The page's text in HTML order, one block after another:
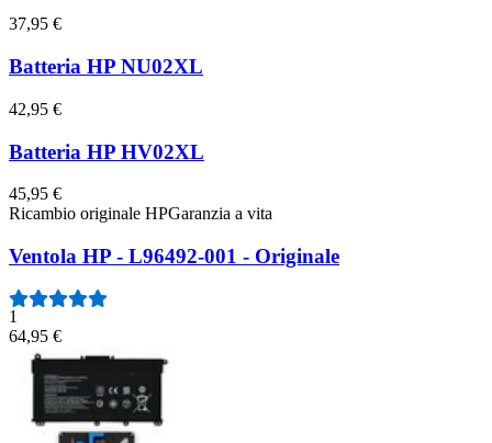
37,95 €
Batteria HP NU02XL
42,95 €
Batteria HP HV02XL
45,95 €
Ricambio originale HPGaranzia a vita
Ventola HP - L96492-001 - Originale
1
64,95 €